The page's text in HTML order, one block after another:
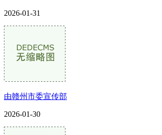
2026-01-31
由赣州市委宣传部
2026-01-30